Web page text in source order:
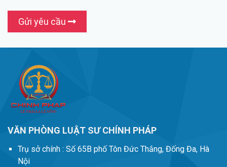
Gửi yêu cầu
VĂN PHÒNG LUẬT SƯ CHÍNH PHÁP
Trụ sở chính : Số 65B phố Tôn Đức Thắng, Đống Đa, Hà
Nội